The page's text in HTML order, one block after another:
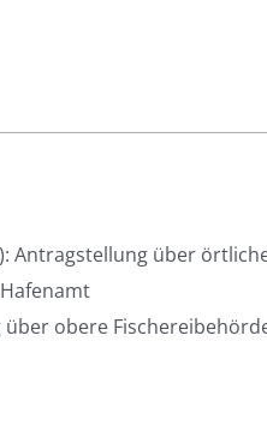
Antragstellung über
obere